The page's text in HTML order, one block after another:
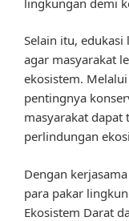
Selain itu,
agar masyarakat
ekosistem.
pentingnya
masyarakat
perlindungan
Dengan
para pakar
Ekosistem Darat